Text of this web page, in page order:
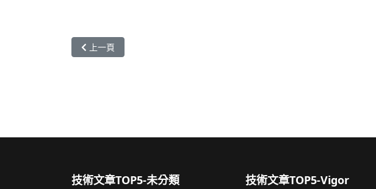
上一篇文章: 電腦開機之後自動撥接VPN，Vigor SmartVPN Client，工作排程器
上一頁
技術文章TOP5-未分類 技術文章TOP5-Vigor